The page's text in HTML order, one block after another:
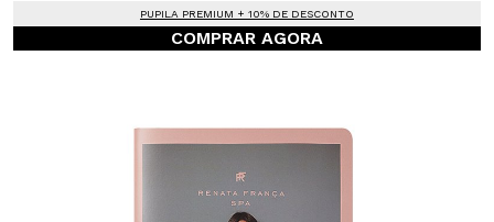
PUPILA PREMIUM + 10% DE DESCONTO
COMPRAR AGORA